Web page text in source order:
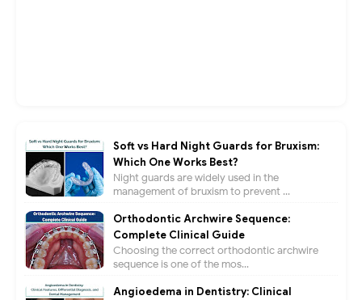
Soft vs Hard Night Guards for Bruxism:
Which One Works Best?
Night guards are widely used in the
management of bruxism to prevent ...
Orthodontic Archwire Sequence:
Complete Clinical Guide
Choosing the correct orthodontic archwire
sequence is one of the mos...
Angioedema in Dentistry: Clinical